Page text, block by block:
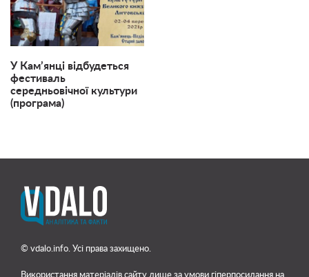
У Кам’янці відбудеться
фестиваль
середньовічної культури
(програма)
© vdalo.info. Усі права захищено.
Використання матеріалів сайту лише за умови гіперпосилання на